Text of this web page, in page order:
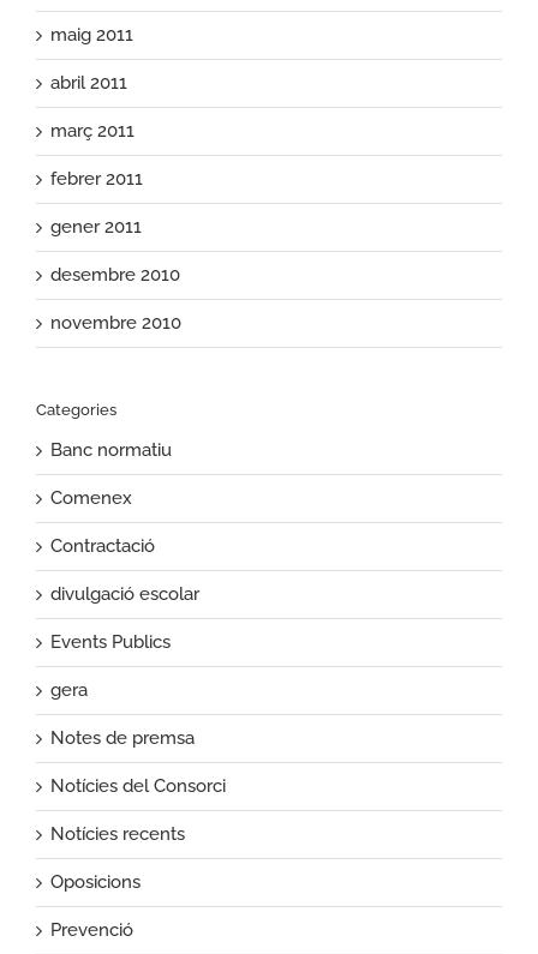
maig 2011
abril 2011
març 2011
febrer 2011
gener 2011
desembre 2010
novembre 2010
Categories
Banc normatiu
Comenex
Contractació
divulgació escolar
Events Publics
gera
Notes de premsa
Notícies del Consorci
Notícies recents
Oposicions
Prevenció